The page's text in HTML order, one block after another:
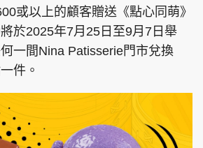
或以上的顧客贈送《點心同萌》
於2025年7月25日至9月7日舉
一間Nina Patisserie門市兌換
件。